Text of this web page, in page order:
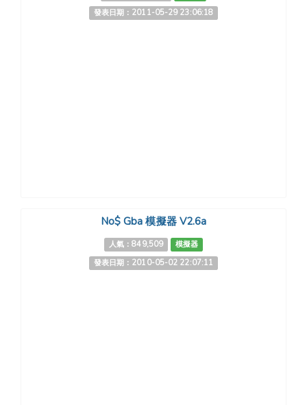
發表日期：2011-05-29 23:06:18
No$ Gba 模擬器 V2.6a
人氣：849,509
模擬器
發表日期：2010-05-02 22:07:11